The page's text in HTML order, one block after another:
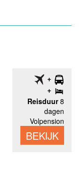
Reisduur8
dagen
Volpension
BEKIJK